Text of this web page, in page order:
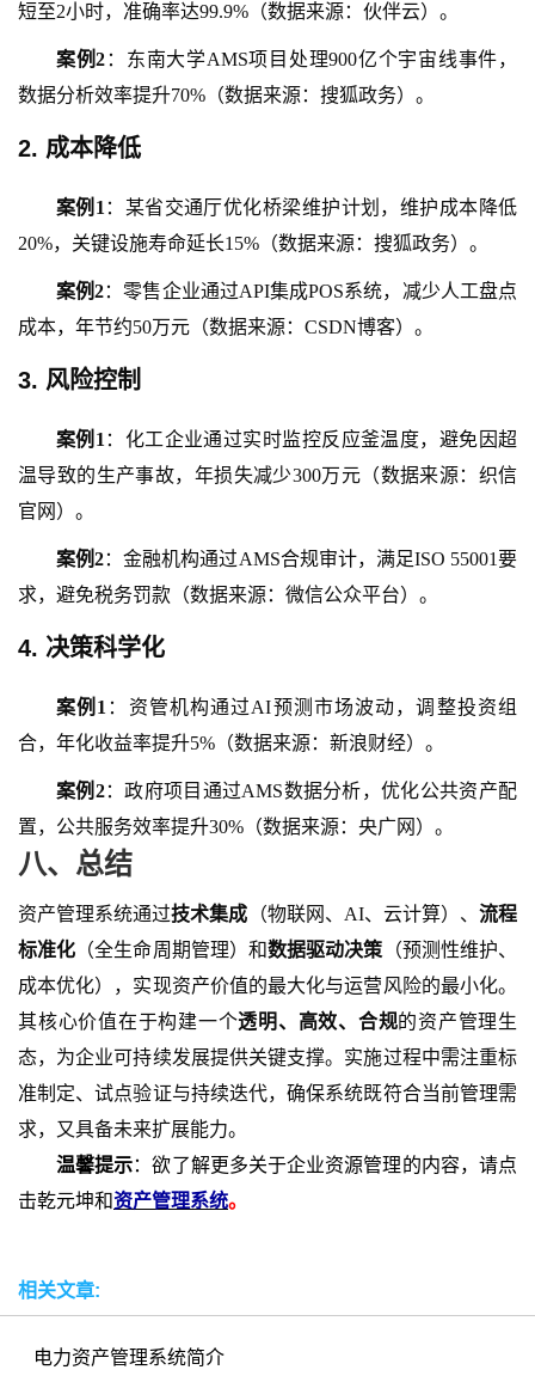
短至2小时，准确率达99.9%（数据来源：伙伴云）。
案例2 ：东南大学AMS项目处理900亿个宇宙线事件，
数据分析效率提升70%（数据来源：搜狐政务）。
2. 成本降低
案例 1 ：某省交通厅优化桥梁维护计划，维护成本降低
20%，关键设施寿命延长15%（数据来源：搜狐政务）。
案例2：零售企业通过API集成POS系统，减少人工盘点
成本，年节约50万元（数据来源：CSDN博客）。
3. 风险控制
案例 1 ：化工企业通过实时监控反应釜温度，避免因超
温导致的生产事故，年损失减少300万元（数据来源：织信
官网）。
案例2：金融机构通过AMS合规审计，满足ISO 55001要
求，避免税务罚款（数据来源：微信公众平台）。
4. 决策科学化
案例 1 ：资管机构通过AI预测市场波动，调整投资组
合，年化收益率提升5%（数据来源：新浪财经）。
案例 2：政府项目通过AMS数据分析，优化公共资产配
置，公共服务效率提升30%（数据来源：央广网）。
八、总结
资产管理系统通过技术集成 （物联网、 AI、云计算）、 流程
标准化 （全生命周期管理）和数据驱动决策 （预测性维护、
成本优化），实现资产价值的最大化与运营风险的最小化。
其核心价值在于构建一个透明、高效、合规的资产管理生
态，为企业可持续发展提供关键支撑。实施过程中需注重标
准制定、试点验证与持续迭代，确保系统既符合当前管理需
求，又具备未来扩展能力。
温馨提示：欲了解更多关于企业资源管理的内容，请点
击乾元坤和资产管理系统。
相关文章:
电力资产管理系统简介